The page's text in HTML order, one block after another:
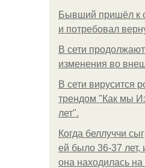
Бывший пришёл к
и потребовал
В сети
изменения во
В сети вирусится
трендом "Как мы
лет".
Когда беллуччи
ей было 36-37 лет,
она находилась